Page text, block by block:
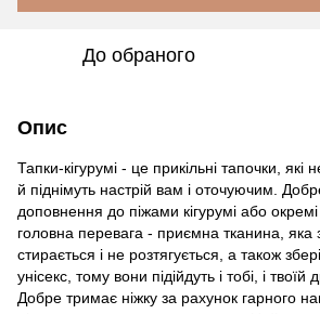
До обраного
Опис
Тапки-кігурумі - це прикільні тапочки, які
й піднімуть настрій вам і оточуючим.
доповнення до піжами кігурумі або
головна перевага - приємна тканина, яка
стирається і не розтягується, а також
унісекс, тому вони підійдуть і тобі, і твоїй
Добре тримає ніжку за рахунок гарного